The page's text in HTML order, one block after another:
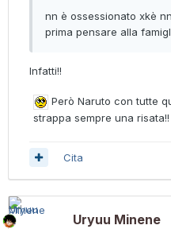
nn è ossessionato xkè
prima pensare alla
Infatti!!
Però Naruto con tutte
strappa sempre una risata!!
Cita
Uryuu Minene